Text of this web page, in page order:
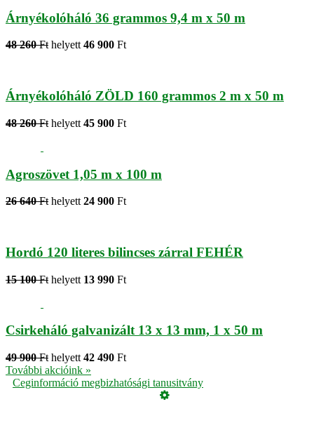
Árnyékolóháló 36 grammos 9,4 m x 50 m
48 260 Ft helyett 46 900 Ft
Árnyékolóháló ZÖLD 160 grammos 2 m x 50 m
48 260 Ft helyett 45 900 Ft
Agroszövet 1,05 m x 100 m
26 640 Ft helyett 24 900 Ft
Hordó 120 literes bilincses zárral FEHÉR
15 100 Ft helyett 13 990 Ft
Csirkeháló galvanizált 13 x 13 mm, 1 x 50 m
49 900 Ft helyett 42 490 Ft
További akcióink »
Ceginformáció megbizhatósági tanusitvány